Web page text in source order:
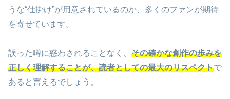
うな“仕掛け”が用意されているのか、多くのファンが期待
を寄せています。
誤った噂に惑わされることなく、 その確かな創作の歩みを
正しく理解することが、読者としての最大のリスペクトで
あると言えるでしょう。